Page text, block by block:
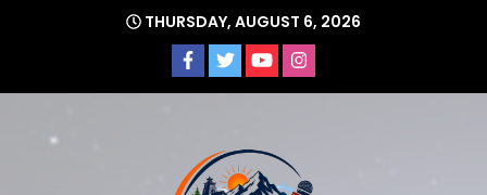
THURSDAY, AUGUST 6, 2026